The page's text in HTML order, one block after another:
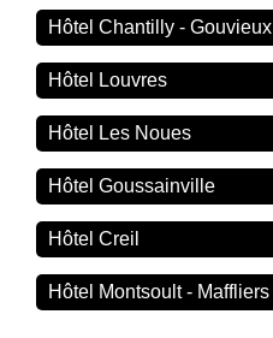
Hôtel Chantilly - Gouvieux
Hôtel Louvres
Hôtel Les Noues
Hôtel Goussainville
Hôtel Creil
Hôtel Montsoult - Maffliers